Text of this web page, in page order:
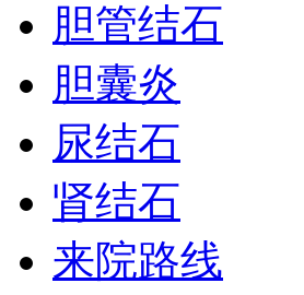
胆管结石
胆囊炎
尿结石
肾结石
来院路线